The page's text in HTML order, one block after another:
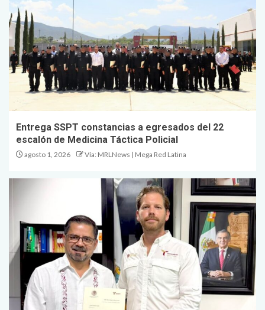
Entrega SSPT constancias a egresados del 22
escalón de Medicina Táctica Policial
agosto 1, 2026 Vía: MRLNews | Mega Red Latina